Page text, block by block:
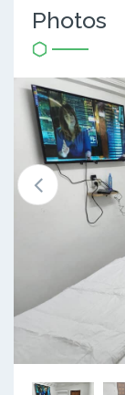
Photos